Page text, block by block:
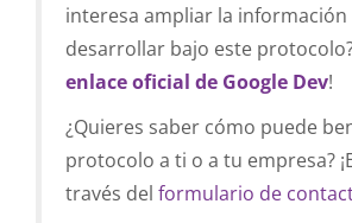
interesa ampliar la información
desarrollar bajo este protocolo?
enlace oficial de Google Dev!
¿Quieres saber cómo puede
protocolo a ti o a tu empresa?
través del formulario de